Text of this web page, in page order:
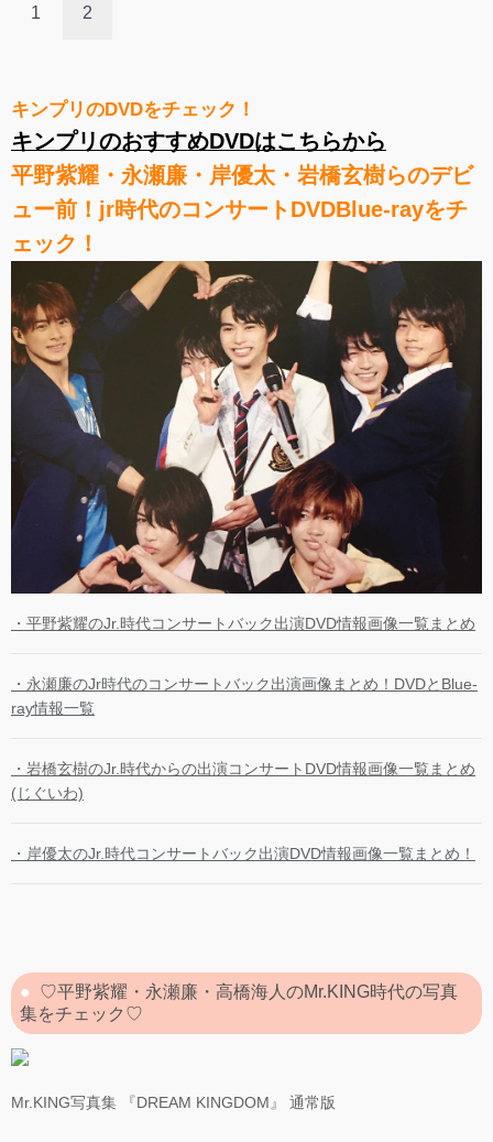
1 2
キンプリのDVDをチェック！
キンプリのおすすめDVDはこちらから
平野紫耀・永瀬廉・岸優太・岩橋玄樹らのデビ
ュー前！jr時代のコンサートDVDBlue-rayをチ
ェック！
・平野紫耀のJr.時代コンサートバック出演DVD情報画像一覧まとめ
・永瀬廉のJr時代のコンサートバック出演画像まとめ！DVDとBlue-
ray情報一覧
・岩橋玄樹のJr.時代からの出演コンサートDVD情報画像一覧まとめ
(じぐいわ)
・岸優太のJr.時代コンサートバック出演DVD情報画像一覧まとめ！
♡平野紫耀・永瀬廉・高橋海人のMr.KING時代の写真
集をチェック♡
Mr.KING写真集 『DREAM KINGDOM』 通常版